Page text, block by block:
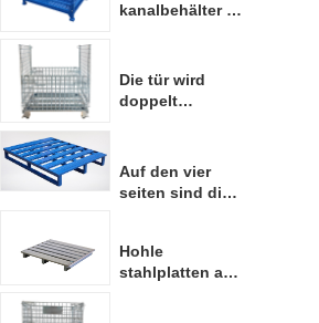
kanalbehälter in
Die tür wird
doppelt
Auf den vier
seiten sind die
hohl
Hohle
stahlplatten aus